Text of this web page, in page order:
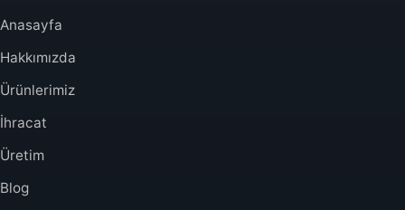
Anasayfa
Hakkımızda
Ürünlerimiz
İhracat
Üretim
Blog